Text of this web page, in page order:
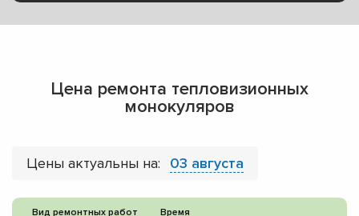
Цена ремонта тепловизионных
монокуляров
Цены актуальны на: 03 августа
Вид ремонтных работ Время